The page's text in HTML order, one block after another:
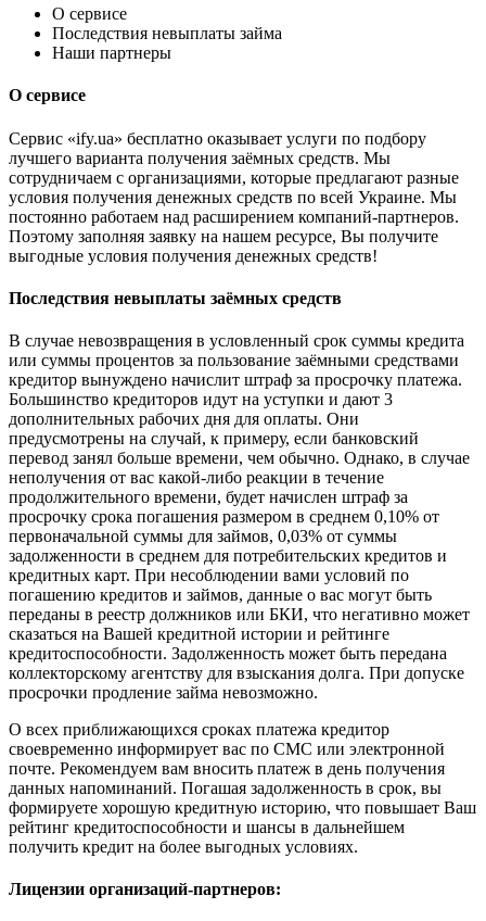
О сервисе
Последствия невыплаты займа
Наши партнеры
О сервисе
Сервис «ify.ua» бесплатно оказывает услуги по подбору
лучшего варианта получения заёмных средств. Мы
сотрудничаем с организациями, которые предлагают разные
условия получения денежных средств по всей Украине. Мы
постоянно работаем над расширением компаний-партнеров.
Поэтому заполняя заявку на нашем ресурсе, Вы получите
выгодные условия получения денежных средств!
Последствия невыплаты заёмных средств
В случае невозвращения в условленный срок суммы кредита
или суммы процентов за пользование заёмными средствами
кредитор вынуждено начислит штраф за просрочку платежа.
Большинство кредиторов идут на уступки и дают 3
дополнительных рабочих дня для оплаты. Они
предусмотрены на случай, к примеру, если банковский
перевод занял больше времени, чем обычно. Однако, в случае
неполучения от вас какой-либо реакции в течение
продолжительного времени, будет начислен штраф за
просрочку срока погашения размером в среднем 0,10% от
первоначальной суммы для займов, 0,03% от суммы
задолженности в среднем для потребительских кредитов и
кредитных карт. При несоблюдении вами условий по
погашению кредитов и займов, данные о вас могут быть
переданы в реестр должников или БКИ, что негативно может
сказаться на Вашей кредитной истории и рейтинге
кредитоспособности. Задолженность может быть передана
коллекторскому агентству для взыскания долга. При допуске
просрочки продление займа невозможно.
О всех приближающихся сроках платежа кредитор
своевременно информирует вас по СМС или электронной
почте. Рекомендуем вам вносить платеж в день получения
данных напоминаний. Погашая задолженность в срок, вы
формируете хорошую кредитную историю, что повышает Ваш
рейтинг кредитоспособности и шансы в дальнейшем
получить кредит на более выгодных условиях.
Лицензии организаций-партнеров: